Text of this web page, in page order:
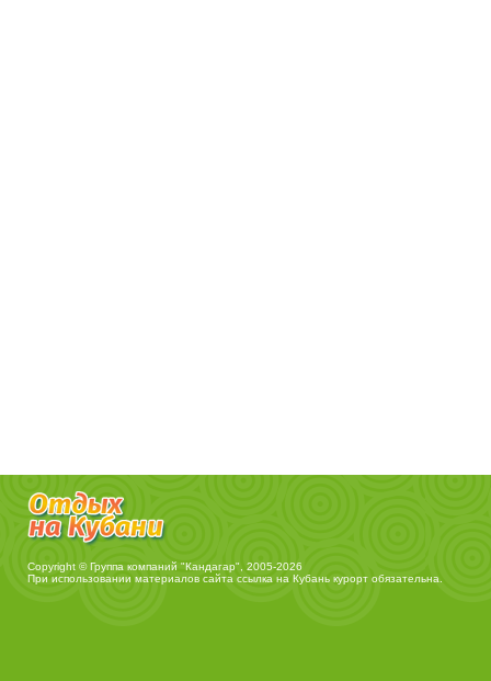
Copyright © Группа компаний "Кандагар", 2005-2026
При использовании материалов сайта ссылка на Кубань курорт обязательна.